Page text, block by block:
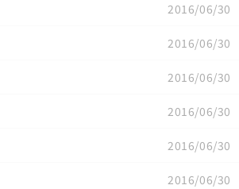
2016/06/30
2016/06/30
2016/06/30
2016/06/30
2016/06/30
2016/06/30